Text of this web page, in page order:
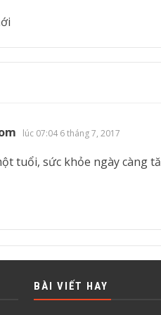
lúc 07:04 6 tháng 7, 2017
tuổi, sức khỏe ngày càng
BÀI VIẾT HAY